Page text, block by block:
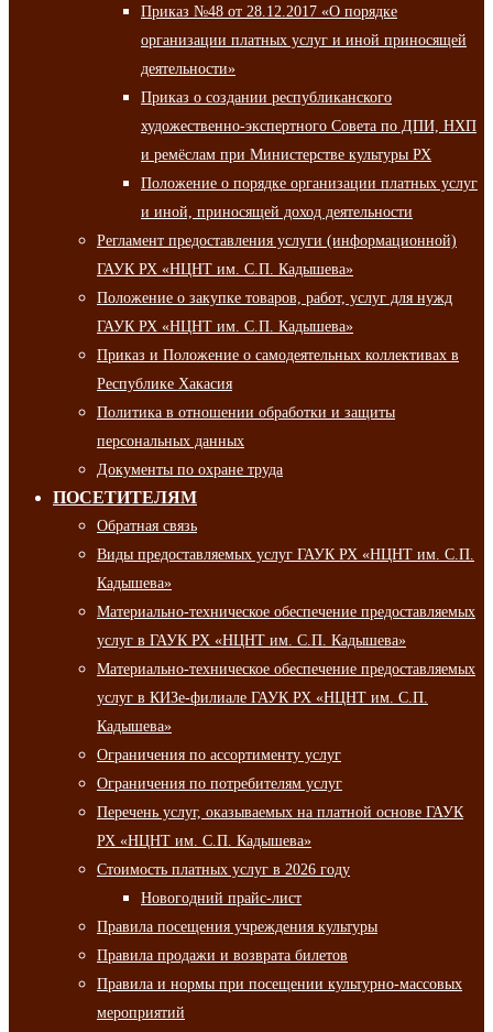
Приказ №48 от 28.12.2017 «О порядке
организации платных услуг и иной приносящей
деятельности»
Приказ о создании республиканского
художественно-экспертного Совета по ДПИ, НХП
и ремёслам при Министерстве культуры РХ
Положение о порядке организации платных услуг
и иной, приносящей доход деятельности
Регламент предоставления услуги (информационной)
ГАУК РХ «НЦНТ им. С.П. Кадышева»
Положение о закупке товаров, работ, услуг для нужд
ГАУК РХ «НЦНТ им. С.П. Кадышева»
Приказ и Положение о самодеятельных коллективах в
Республике Хакасия
Политика в отношении обработки и защиты
персональных данных
Документы по охране труда
ПОСЕТИТЕЛЯМ
Обратная связь
Виды предоставляемых услуг ГАУК РХ «НЦНТ им. С.П.
Кадышева»
Материально-техническое обеспечение предоставляемых
услуг в ГАУК РХ «НЦНТ им. С.П. Кадышева»
Материально-техническое обеспечение предоставляемых
услуг в КИЗе-филиале ГАУК РХ «НЦНТ им. С.П.
Кадышева»
Ограничения по ассортименту услуг
Ограничения по потребителям услуг
Перечень услуг, оказываемых на платной основе ГАУК
РХ «НЦНТ им. С.П. Кадышева»
Стоимость платных услуг в 2026 году
Новогодний прайс-лист
Правила посещения учреждения культуры
Правила продажи и возврата билетов
Правила и нормы при посещении культурно-массовых
мероприятий